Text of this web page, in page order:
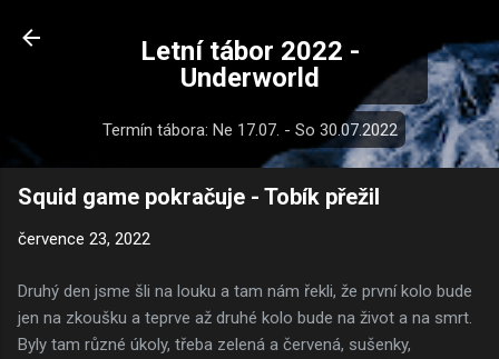
Letní tábor 2022 -
Underworld
Termín tábora: Ne 17.07. - So 30.07.2022
Squid game pokračuje - Tobík přežil
července 23, 2022
Druhý den jsme šli na louku a tam nám řekli, že první kolo bude
jen na zkoušku a teprve až druhé kolo bude na život a na smrt.
Byly tam různé úkoly, třeba zelená a červená, sušenky,